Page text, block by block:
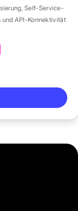
,Self-Service-
und API-Konnektivität